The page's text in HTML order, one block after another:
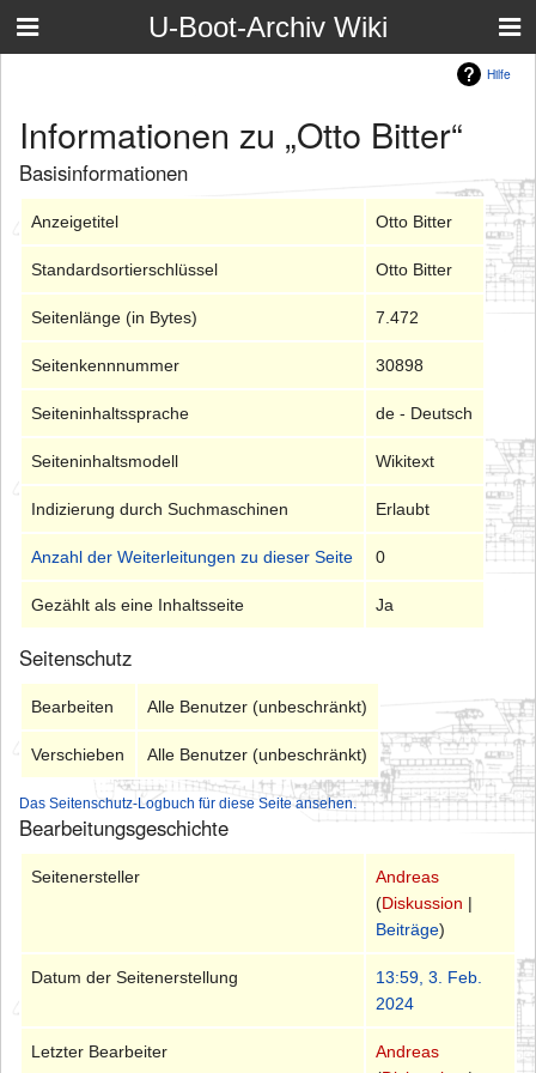
U-Boot-Archiv Wiki
Hilfe
Informationen zu „Otto Bitter“
Basisinformationen
Anzeigetitel Otto Bitter
Standardsortierschlüssel Otto Bitter
Seitenlänge (in Bytes) 7.472
Seitenkennnummer 30898
Seiteninhaltssprache de - Deutsch
Seiteninhaltsmodell Wikitext
Indizierung durch Suchmaschinen Erlaubt
Anzahl der Weiterleitungen zu dieser Seite 0
Gezählt als eine Inhaltsseite Ja
Seitenschutz
Bearbeiten Alle Benutzer (unbeschränkt)
Verschieben Alle Benutzer (unbeschränkt)
Das Seitenschutz-Logbuch für diese Seite ansehen.
Bearbeitungsgeschichte
Seitenersteller
Andreas
(Diskussion |
Beiträge)
Datum der Seitenerstellung
13:59, 3. Feb.
2024
Letzter Bearbeiter
Andreas